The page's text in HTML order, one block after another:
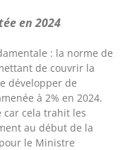
en 2024
: la norme de
de couvrir la
développer de
à 2% en 2024.
car cela trahit les
au début de la
le Ministre